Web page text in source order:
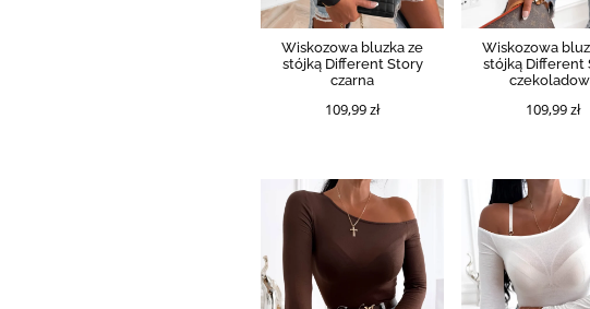
Wiskozowa bluzka ze
stójką Different Story
czarna
109,99 zł
Wiskozowa
stójką Different
109,99 zł